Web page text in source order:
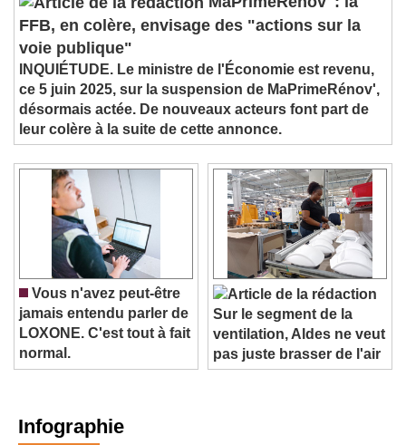
MaPrimeRénov' : la
FFB, en colère, envisage des "actions sur la
voie publique"
INQUIÉTUDE. Le ministre de l'Économie est revenu,
ce 5 juin 2025, sur la suspension de MaPrimeRénov',
désormais actée. De nouveaux acteurs font part de
leur colère à la suite de cette annonce.
Vous n'avez peut-être
jamais entendu parler de
LOXONE. C'est tout à fait
normal.
Sur le segment de la
ventilation, Aldes ne veut
pas juste brasser de l'air
Infographie